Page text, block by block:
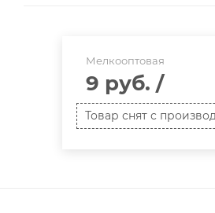
Мелкооптовая
9 руб. /
Товар снят с